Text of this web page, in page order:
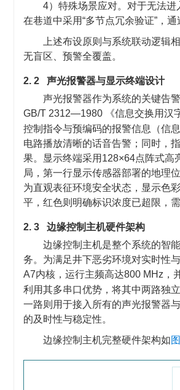
4）特殊场景应对。对于无法进
在巷道中采用“多节点冗余验证”，
上述布设原则与系统联动逻辑
无盲区、预警全覆盖。
2. 2 声光报警器与显示终端设计
声光报警器作为系统的关键告
GB/T 2312—1980 《信息交换用
控制指令与预编码的报警信息（信
电路播放清晰的话音告警；同时，
果。显示终端采用128×64点阵式高
局，第一行显示传感器部署的地理
为直观表征环境安全状态，显示色
平，红色则明确标识浓度已超限，
2. 3 边缘控制主机硬件架构
边缘控制主机是整个系统的智
务。为满足井下恶劣环境对实时性
A7内核，运行主频高达800 MHz，
利用其多串口优势，将其中两路独
一路则用于接入所有的声光报警器
的及时性与稳定性。
边缘控制主机完整硬件架构如